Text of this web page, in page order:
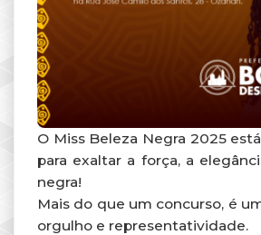
O Miss Beleza Negra 2025
para exaltar a força, a
negra!
Mais do que um concurso, é
orgulho e representatividade.